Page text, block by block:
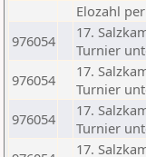
Elozahl
976054
17.
Turnier
976054
17.
Turnier
976054
17.
Turnier
17.